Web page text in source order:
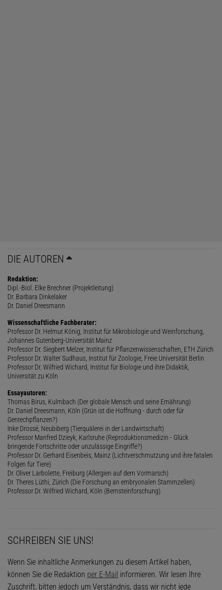
DIE AUTOREN
Redaktion:
Dipl.-Biol. Elke Brechner (Projektleitung)
Dr. Barbara Dinkelaker
Dr. Daniel Dreesmann
Wissenschaftliche Fachberater:
Professor Dr. Helmut König, Institut für Mikrobiologie und Weinforschung,
Johannes Gutenberg-Universität Mainz
Professor Dr. Siegbert Melzer, Institut für Pflanzenwissenschaften, ETH Zürich
Professor Dr. Walter Sudhaus, Institut für Zoologie, Freie Universität Berlin
Professor Dr. Wilfried Wichard, Institut für Biologie und ihre Didaktik,
Universität zu Köln
Essayautoren:
Thomas Birus, Kulmbach (Der globale Mensch und seine Ernährung)
Dr. Daniel Dreesmann, Köln (Grün ist die Hoffnung - durch oder für
Gentechpflanzen?)
Inke Drossé, Neubiberg (Tierquälerei in der Landwirtschaft)
Professor Manfred Dzieyk, Karlsruhe (Reproduktionsmedizin - Glück
bringende Fortschritte oder unzulässige Eingriffe?)
Professor Dr. Gerhard Eisenbeis, Mainz (Lichtverschmutzung und ihre fatalen
Folgen für Tiere)
Dr. Oliver Larbolette, Freiburg (Allergien auf dem Vormarsch)
Dr. Theres Lüthi, Zürich (Die Forschung an embryonalen Stammzellen)
Professor Dr. Wilfried Wichard, Köln (Bernsteinforschung)
SCHREIBEN SIE UNS!
Wenn Sie inhaltliche Anmerkungen zu diesem Artikel haben,
können Sie die Redaktion per E-Mail informieren. Wir lesen Ihre
Zuschrift, bitten jedoch um Verständnis, dass wir nicht jede